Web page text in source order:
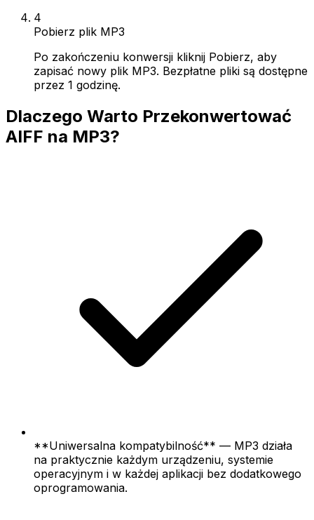
4
Pobierz plik MP3
Po zakończeniu konwersji kliknij Pobierz, aby
zapisać nowy plik MP3. Bezpłatne pliki są dostępne
przez 1 godzinę.
Dlaczego Warto Przekonwertować
AIFF na MP3?
**Uniwersalna kompatybilność** — MP3 działa
na praktycznie każdym urządzeniu, systemie
operacyjnym i w każdej aplikacji bez dodatkowego
oprogramowania.